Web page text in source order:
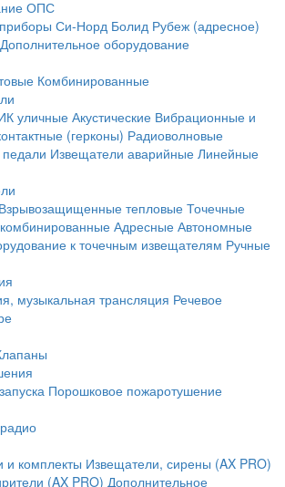
ОПС
Си-Норд Болид Рубеж (адресное)
Дополнительное оборудование
Комбинированные
уличныеАкустические Вибрационные и
(герконы) Радиоволновые
Извещатели аварийные Линейные
Взрывозащищенные тепловые Точечные
Адресные Автономные
к точечным извещателям Ручные
музыкальная трансляция Речевое
Порошковое пожаротушение
и комплекты Извещатели, сирены (AX PRO)
(AX PRO) Дополнительное